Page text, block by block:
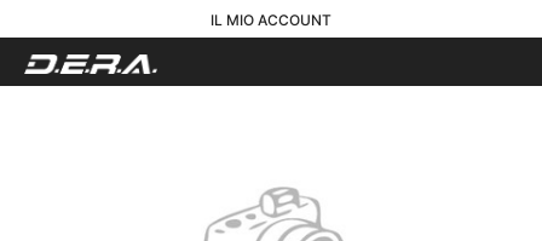
IL MIO ACCOUNT